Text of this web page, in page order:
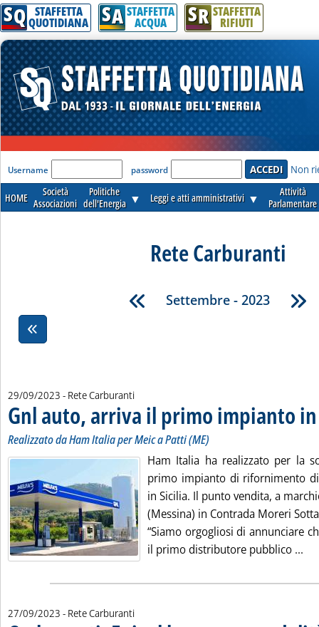
SQ STAFFETTA
QUOTIDIANA SA STAFFETTA
ACQUA SR STAFFETTA
RIFIUTI
'Modulo Login per accedere'
Username password Non
HOME
Società
Associazioni
Politiche
dell'Energia ▼ Leggi e atti amministrativi ▼
Attività
Parlamentare
Rete Carburanti
Settembre - 2023
29/09/2023 - Rete Carburanti
Gnl auto, arriva il primo impianto
Realizzato da Ham Italia per Meic a Patti (ME)
Ham Italia ha realizzato per la
primo impianto di rifornimento
in Sicilia. Il punto vendita, a
(Messina) in Contrada Moreri
“Siamo orgogliosi di annunciare
il primo distributore pubblico ...
27/09/2023 - Rete Carburanti